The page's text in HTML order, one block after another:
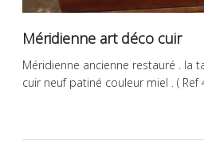
Méridienne art déco cuir
Méridienne ancienne restauré . la
cuir neuf patiné couleur miel . ( Ref